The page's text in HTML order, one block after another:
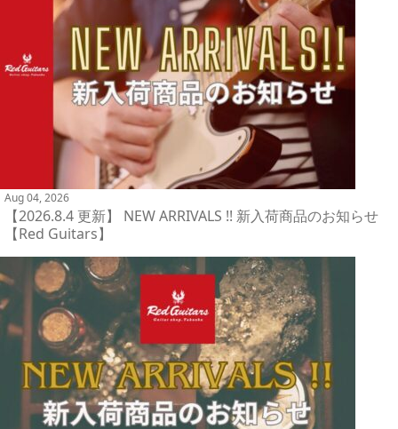
Aug 04, 2026
【2026.8.4 更新】 NEW ARRIVALS !! 新入荷商品のお知らせ
【Red Guitars】